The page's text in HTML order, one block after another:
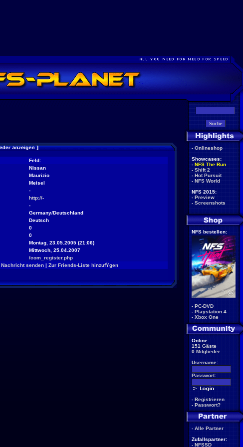
Feld:
Nissan
Maurizio
Meisel
-
http://-
-
Germany/Deutschland
Deutsch
0
0
Montag, 23.05.2005 (21:06)
Mittwoch, 25.04.2007
/com_register.php
Nachricht senden| Zur Friends-Liste hinzufŸgen
- Onlineshop
Showcases:
- NFS The Run
- Shift 2
- Hot Pursuit
- NFS World
NFS 2015:
- Preview
- Screenshots
NFS bestellen:
- PC-DVD
- Playstation 4
- Xbox One
Online:
151 Gäste
0 Mitglieder
Username:
Passwort:
- Registrieren
- Passwort?
- Alle Partner
Zufallspartner:
- NFSSD